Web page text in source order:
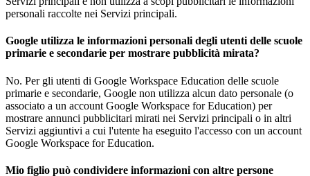
personali raccolte nei Servizi principali.
Google utilizza le informazioni personali degli utenti delle scuole
primarie e secondarie per mostrare pubblicità mirata?
No. Per gli utenti di Google Workspace Education delle scuole
primarie e secondarie, Google non utilizza alcun dato personale (o
associato a un account Google Workspace for Education) per
mostrare annunci pubblicitari mirati nei Servizi principali o in altri
Servizi aggiuntivi a cui l'utente ha eseguito l'accesso con un account
Google Workspace for Education.
Mio figlio può condividere informazioni con altre persone